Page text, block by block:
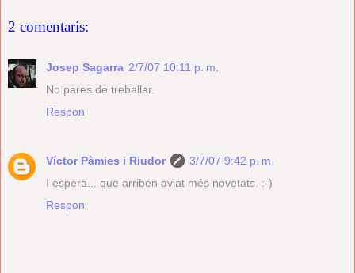
2 comentaris:
Josep Sagarra 2/7/07 10:11 p. m.
No pares de treballar.
Respon
Víctor Pàmies i Riudor
3/7/07 9:42 p. m.
I espera... que arriben aviat més novetats. :-)
Respon